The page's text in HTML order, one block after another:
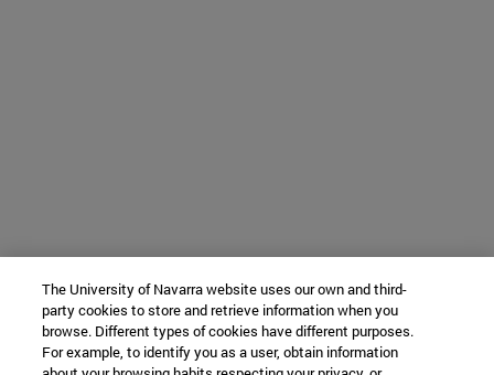
The University of Navarra website uses our own and third-
party cookies to store and retrieve information when you
browse. Different types of cookies have different purposes.
For example, to identify you as a user, obtain information